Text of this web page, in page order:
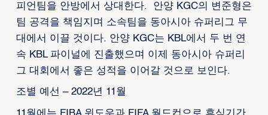
피언팀을 안방에서 상대한다. 안양 KGC의 변준형은
팀 공격을 책임지며 소속팀을 동아시아 슈퍼리그 무
대에서 이끌 것이다. 안양 KGC는 KBL에서 두 번 연
속 KBL 파이널에 진출했으며 이제 동아시아 슈퍼리
그 대회에서 좋은 성적을 이어갈 것으로 보인다.
조별 예선 – 2022년 11월